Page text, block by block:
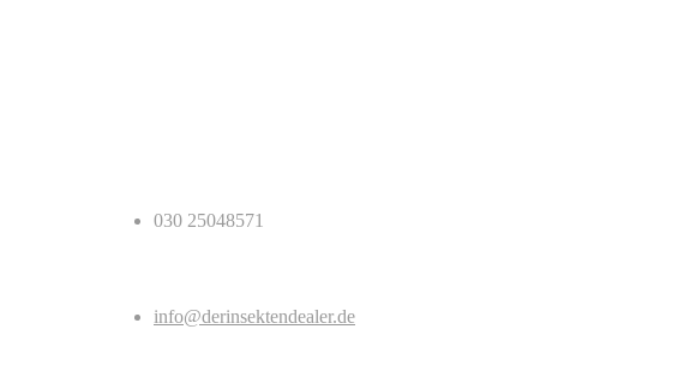
030 25048571
info@derinsektendealer.de